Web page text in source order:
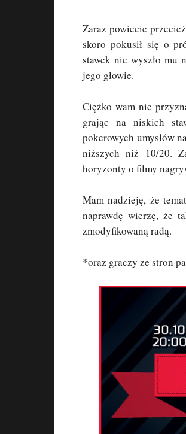
Zaraz powiecie
skoro pokusił się o
stawek nie wyszło mu
jego głowie.
Ciężko wam nie
grając na niskich
pokerowych umysłów
niższych niż 10/20.
horyzonty o filmy
Mam nadzieję, że
naprawdę wierzę, że
zmodyfikowaną radą.
*oraz graczy ze stron